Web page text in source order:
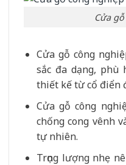
Cửa
Cửa gỗ công
sắc đa dạng, phù
thiết kế từ cổ điển
Cửa gỗ công
chống cong vênh
tự nhiên.
Trọng lượng nhẹ